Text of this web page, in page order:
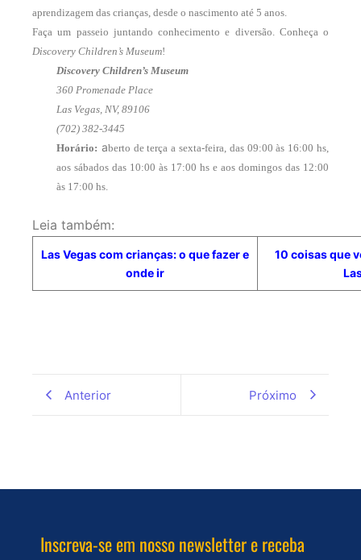
aprendizagem das crianças, desde o nascimento até 5 anos.
Faça um passeio juntando conhecimento e diversão. Conheça o
Discovery Children’s Museum!
Discovery Children’s Museum
360 Promenade Place
Las Vegas, NV, 89106
(702) 382-3445
Horário: aberto de terça a sexta-feira, das 09:00 às 16:00 hs,
aos sábados das 10:00 às 17:00 hs e aos domingos das 12:00
às 17:00 hs.
Leia também:
Las Vegas com crianças: o que fazer e
onde ir
10 coisas que
Anterior Próximo
Inscreva-se em nosso newsletter e receba